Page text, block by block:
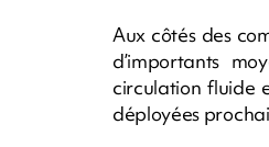
Aux côtés des
d’importants
circulation fluide
déployées